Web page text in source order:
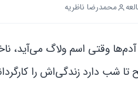
محمدرضا ناظریه
وقتی اسم ولاگ می‌آید،
تا شب دارد زندگی‌اش را